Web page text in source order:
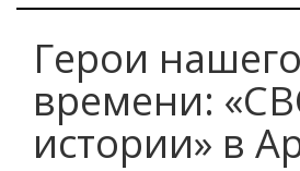
Герои нашего
времени:
истории» в